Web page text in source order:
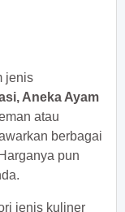
jenis
Aneka Ayam
atau
berbagai
pun
jenis kuliner